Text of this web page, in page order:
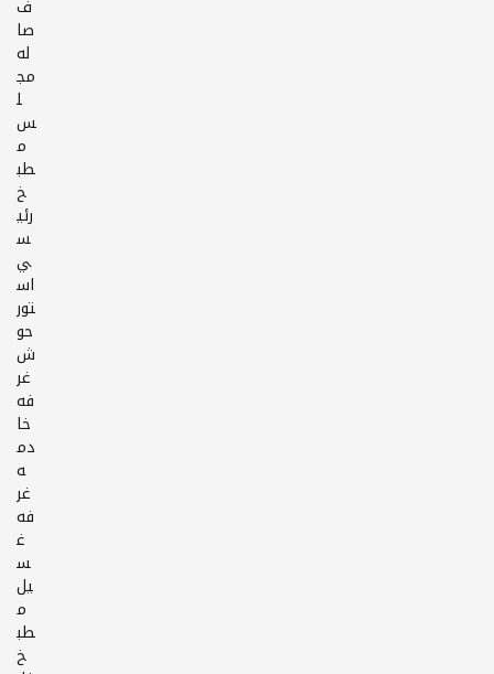
ف
صا
له
مج
ل
س
م
طب
خ
رئي
س
ي
اس
تور
حو
ش
غر
فه
خا
دم
ه
غر
فه
غ
س
يل
م
طب
خ